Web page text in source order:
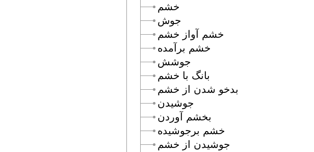
خشم
جوش
خشم آواز خشم
خشم برآمده
جوشش
بانگ با خشم
بدخو شدن از خشم
جوشيدن
بخشم آوردن
خشم برجوشيده
جوشيدن از خشم